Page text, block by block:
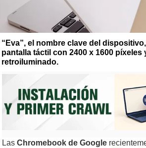
“Eva”, el nombre clave del
pantalla táctil con 2400 x 1600 píxeles
retroiluminado.
Las Chromebook de Google